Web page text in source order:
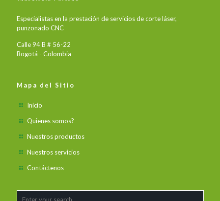
Especialistas en la prestación de servicios de corte láser,
punzonado CNC
Calle 94 B # 56-22
Bogotá - Colombia
Mapa del Sitio
Inicio
Quienes somos?
Nuestros productos
Nuestros servicios
Contáctenos